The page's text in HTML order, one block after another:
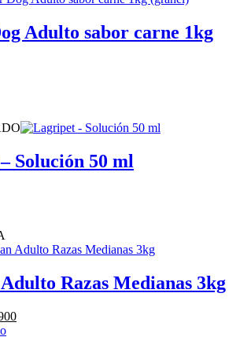
Adulto sabor carne 1kg
Solución 50 ml
Razas Medianas 3kg
El